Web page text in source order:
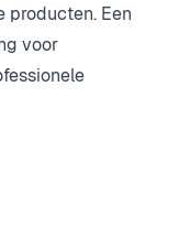
producten. Een
voor